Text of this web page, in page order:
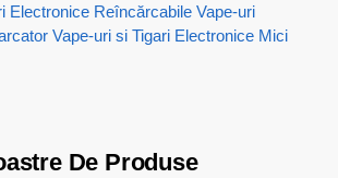
Electronice Reîncărcabile Vape-uri
Vape-uri si Tigari Electronice Mici
De Produse